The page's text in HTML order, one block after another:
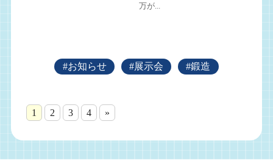
万が...
#お知らせ #展示会 #鍛造
1 2 3 4 »